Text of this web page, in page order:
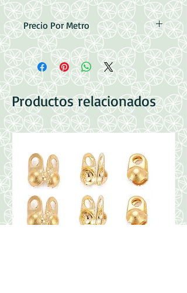
Precio Por Metro
Acero Inoxidable 304
Medidas: 4x3x0.6mm; about 10m/roll
Productos relacionados